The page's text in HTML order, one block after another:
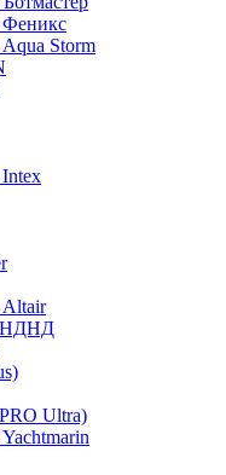
Феникc
Storm
Altair
НДНД
Ultra)